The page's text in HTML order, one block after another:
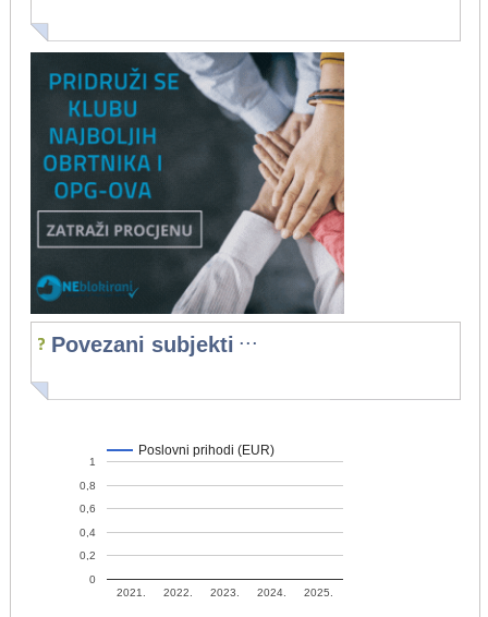
Povezani subjekti ...
Poslovni prihodi (EUR)
2021. 2022. 2023. 2024. 2025.
0
0,2
0,4
0,6
0,8
1